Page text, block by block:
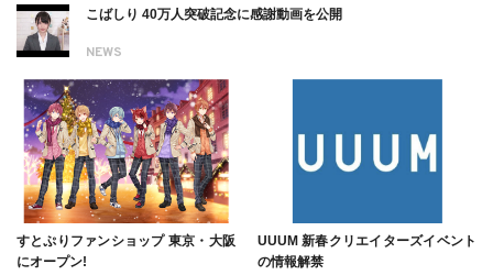
NEWS
こばしり 40万人突破記念に感謝動画を公開
すとぷりファンショップ 東京・大阪
にオープン!
UUUM 新春クリエイターズイベント
の情報解禁